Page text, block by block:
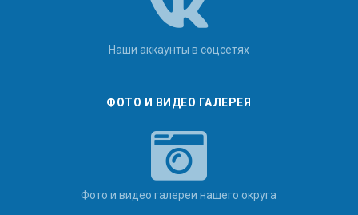
Наши аккаунты в соцсетях
ФОТО И ВИДЕО ГАЛЕРЕЯ
Фото и видео галереи нашего округа